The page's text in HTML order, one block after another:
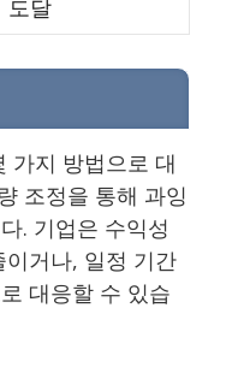
도달
가지 방법으로 대
조정을 통해 과잉
. 기업은 수익성
거나, 일정 기간
대응할 수 있습